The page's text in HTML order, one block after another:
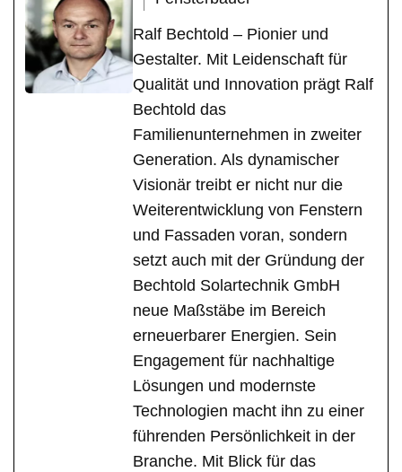
Ralf Bechtold – Pionier und
Gestalter. Mit Leidenschaft für
Qualität und Innovation prägt Ralf
Bechtold das
Familienunternehmen in zweiter
Generation. Als dynamischer
Visionär treibt er nicht nur die
Weiterentwicklung von Fenstern
und Fassaden voran, sondern
setzt auch mit der Gründung der
Bechtold Solartechnik GmbH
neue Maßstäbe im Bereich
erneuerbarer Energien. Sein
Engagement für nachhaltige
Lösungen und modernste
Technologien macht ihn zu einer
führenden Persönlichkeit in der
Branche. Mit Blick für das